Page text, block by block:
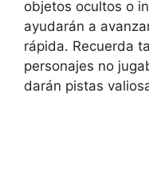
objetos ocultos o
ayudarán a
rápida. Recuerda
personajes no
darán pistas